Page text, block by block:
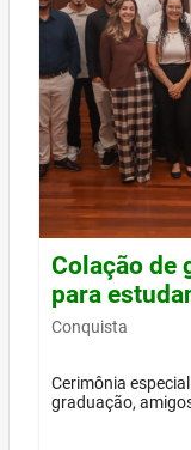
Colação de
para
Conquista
Cerimônia
graduação,